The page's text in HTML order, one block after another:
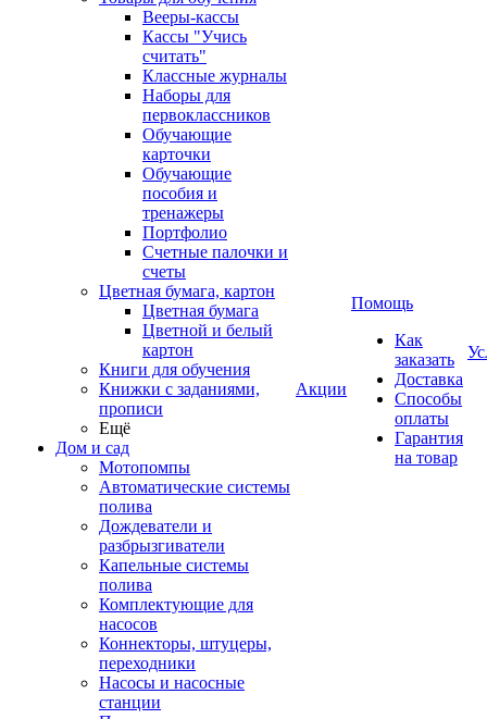
Вееры-кассы
Кассы "Учись
считать"
Классные журналы
Наборы для
первоклассников
Обучающие
карточки
Обучающие
пособия и
тренажеры
Портфолио
Счетные палочки и
счеты
Цветная бумага, картон
Цветная бумага
Цветной и белый
картон
Книги для обучения
Книжки с заданиями,
прописи
Ещё
Дом и сад
Мотопомпы
Автоматические системы
полива
Дождеватели и
разбрызгиватели
Капельные системы
полива
Комплектующие для
насосов
Коннекторы, штуцеры,
переходники
Насосы и насосные
станции
Акции
Помощь
Как
заказать
Доставка
Способы
оплаты
Гарантия
на товар